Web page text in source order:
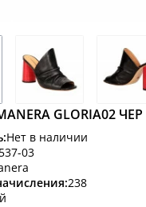
GLORIA02 ЧЕР
Нет в наличии
537-03
238